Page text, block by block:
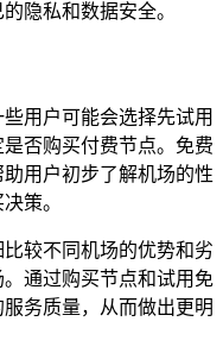
隐私和数据安全。
用户可能会选择先试用
否购买付费节点。免费
用户初步了解机场的性
策。
较不同机场的优势和劣
通过购买节点和试用免
务质量，从而做出更明